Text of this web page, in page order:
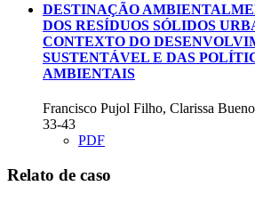
DESTINAÇÃO
DOS RESÍDUOS SÓLIDOS
CONTEXTO DO
SUSTENTÁVEL E DAS
AMBIENTAIS
Francisco Pujol Filho, Clarissa
33-43
PDF
Relato de caso